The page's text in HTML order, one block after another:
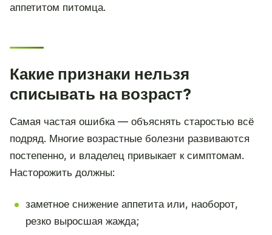
аппетитом питомца.
Какие признаки нельзя
списывать на возраст?
Самая частая ошибка — объяснять старостью всё
подряд. Многие возрастные болезни развиваются
постепенно, и владелец привыкает к симптомам.
Насторожить должны:
заметное снижение аппетита или, наоборот,
резко выросшая жажда;